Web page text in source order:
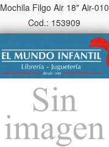
Mochila Filgo Air 18" Air-010
Cod.: 153909